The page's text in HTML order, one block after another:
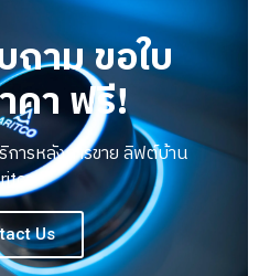
าม ขอใบ
คา ฟรี!
ารหลังการขาย ลิฟต์บ้าน
Us